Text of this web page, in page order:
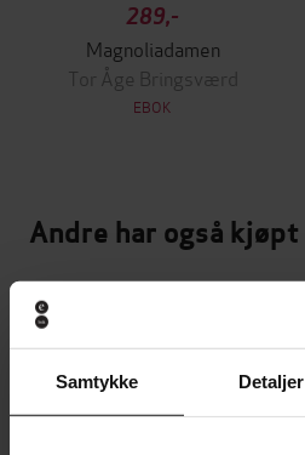
Samtykke Detaljer
289,-
Magnoliadamen
Tor Åge Bringsværd
EBOK
Andre har også kjøpt